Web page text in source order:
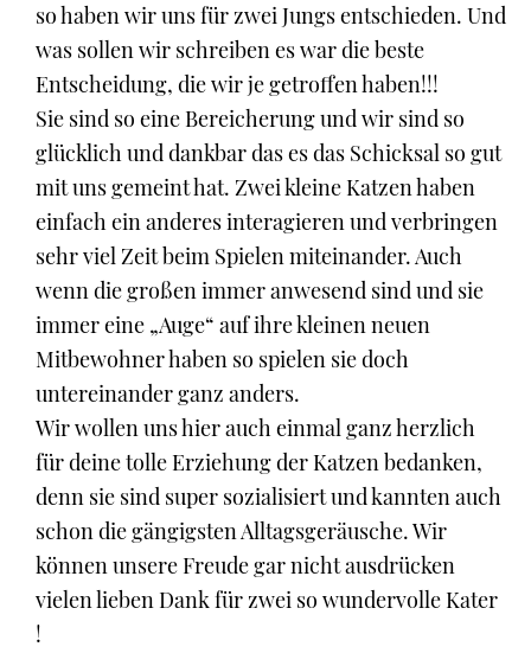
so haben wir uns für zwei Jungs entschieden. Und
was sollen wir schreiben es war die beste
Entscheidung, die wir je getroffen haben!!!
Sie sind so eine Bereicherung und wir sind so
glücklich und dankbar das es das Schicksal so gut
mit uns gemeint hat. Zwei kleine Katzen haben
einfach ein anderes interagieren und verbringen
sehr viel Zeit beim Spielen miteinander. Auch
wenn die großen immer anwesend sind und sie
immer eine „Auge“ auf ihre kleinen neuen
Mitbewohner haben so spielen sie doch
untereinander ganz anders.
Wir wollen uns hier auch einmal ganz herzlich
für deine tolle Erziehung der Katzen bedanken,
denn sie sind super sozialisiert und kannten auch
schon die gängigsten Alltagsgeräusche. Wir
können unsere Freude gar nicht ausdrücken
vielen lieben Dank für zwei so wundervolle Kater
!